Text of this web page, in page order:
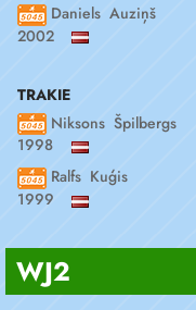
Daniels Auziņš
2002
TRAKIE
Niksons Špilbergs
1998
Ralfs Kuģis
1999
WJ2